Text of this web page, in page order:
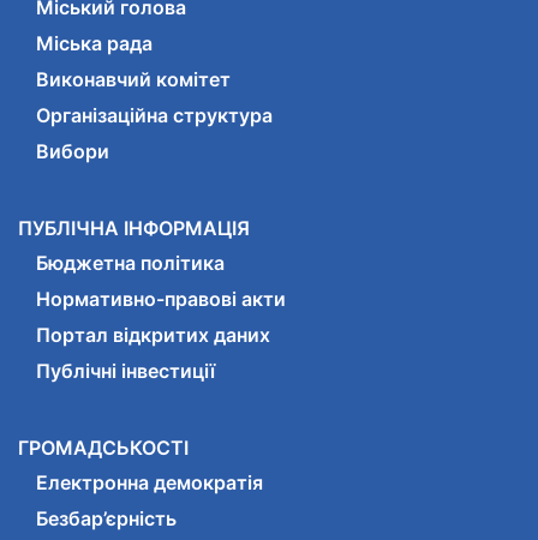
Міський голова
Міська рада
Виконавчий комітет
Організаційна структура
Вибори
ПУБЛІЧНА ІНФОРМАЦІЯ
Бюджетна політика
Нормативно-правові акти
Портал відкритих даних
Публічні інвестиції
ГРОМАДСЬКОСТІ
Електронна демократія
Безбар’єрність